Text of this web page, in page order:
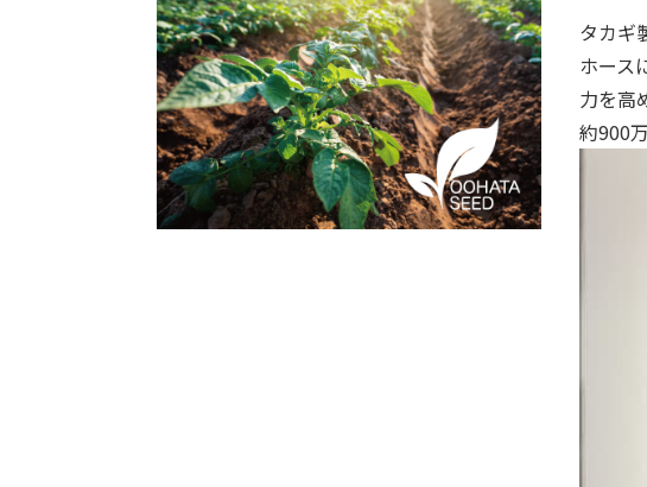
タカギ
ホース
力を高
約900